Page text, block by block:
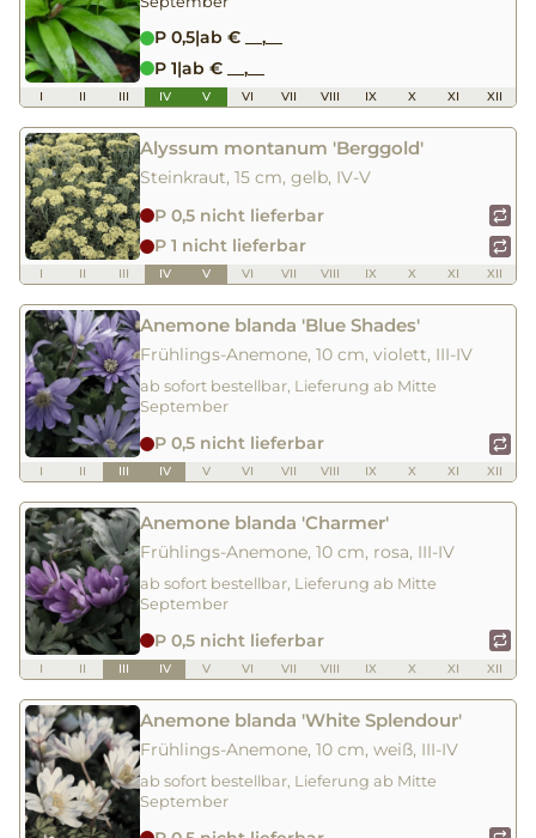
P 0,5|ab € __,__
P 1|ab € __,__
I II III IV V VI VII VIII IX X XI XII
Alyssum montanum 'Berggold'
Steinkraut, 15 cm, gelb, IV-V
P 0,5 nicht lieferbar
P 1 nicht lieferbar
I II III IV V VI VII VIII IX X XI XII
Anemone blanda 'Blue Shades'
Frühlings-Anemone, 10 cm, violett, III-IV
ab sofort bestellbar, Lieferung ab Mitte
September
P 0,5 nicht lieferbar
I II III IV V VI VII VIII IX X XI XII
Anemone blanda 'Charmer'
Frühlings-Anemone, 10 cm, rosa, III-IV
ab sofort bestellbar, Lieferung ab Mitte
September
P 0,5 nicht lieferbar
I II III IV V VI VII VIII IX X XI XII
Anemone blanda 'White Splendour'
Frühlings-Anemone, 10 cm, weiß, III-IV
ab sofort bestellbar, Lieferung ab Mitte
September